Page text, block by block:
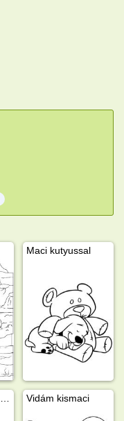
Maci kutyussal
Vidám kismaci